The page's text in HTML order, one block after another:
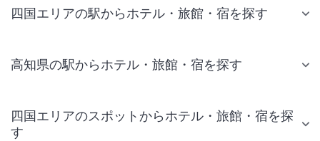
四国エリアの駅からホテル・旅館・宿を探す
高知県の駅からホテル・旅館・宿を探す
四国エリアのスポットからホテル・旅館・宿を探
す